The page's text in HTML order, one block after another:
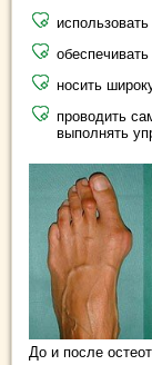
носить
проводить
выполнять
До и после